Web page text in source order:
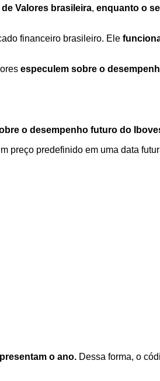
Valores brasileira, enquanto o
financeiro brasileiro. Ele
especulem sobre o
o desempenho futuro do
preço predefinido em uma data
o ano. Dessa forma, o